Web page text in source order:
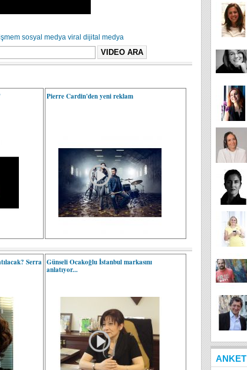
sosyal medya viral dijital medya
Pierre Cardin'den yeni reklam
Serra Günseli Ocakoğlu İstanbul markasını
anlatıyor...
ANKET